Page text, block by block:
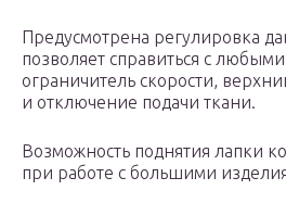
Предусмотрена регулировка
позволяет справиться с
ограничитель скорости,
и отключение подачи ткани.
Возможность поднятия лапки
при работе с большими